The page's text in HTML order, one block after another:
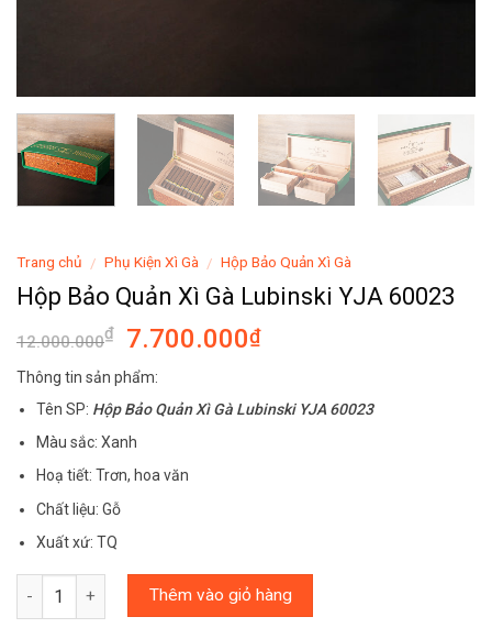
Trang chủ / Phụ Kiện Xì Gà / Hộp Bảo Quản Xì Gà
Hộp Bảo Quản Xì Gà Lubinski YJA 60023
12.000.000₫ 7.700.000₫
Thông tin sản phẩm:
Tên SP: Hộp Bảo Quản Xì Gà Lubinski YJA 60023
Màu sắc: Xanh
Hoạ tiết: Trơn, hoa văn
Chất liệu: Gỗ
Xuất xứ: TQ
Số lượng Thêm vào giỏ hàng